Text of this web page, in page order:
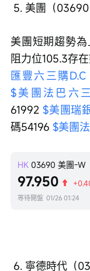
5. 美團（03690
美團短期趨勢為
阻力位105.3存
匯豐六三購D.C
$美團法巴六
61992 $美團瑞
碼54196 $美團
HK 03690 美團-W
97.950
等待開盤 01/26 01:24
6. 寧德時代（